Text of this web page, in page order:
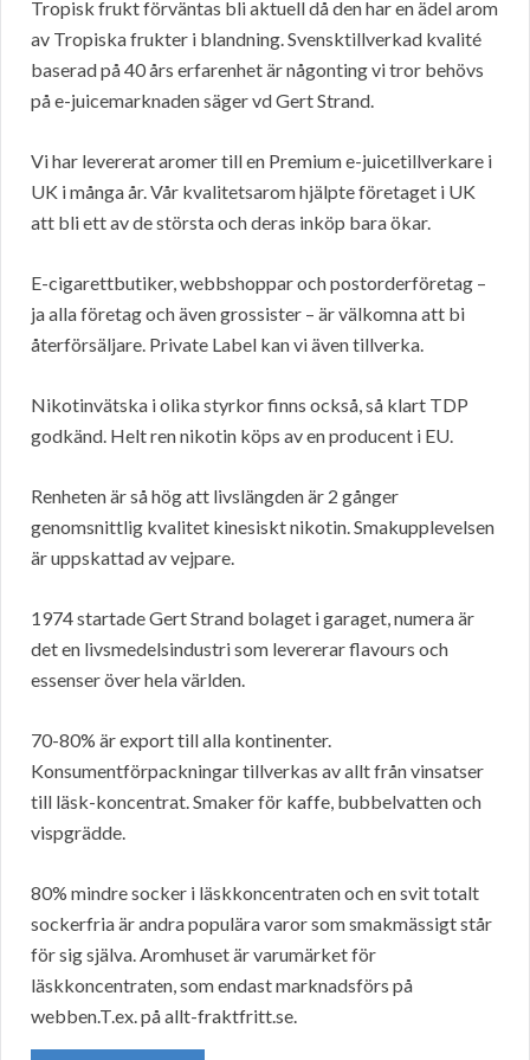
Tropisk frukt förväntas bli aktuell då den har en ädel arom
av Tropiska frukter i blandning. Svensktillverkad kvalité
baserad på 40 års erfarenhet är någonting vi tror behövs
på e-juicemarknaden säger vd Gert Strand.
Vi har levererat aromer till en Premium e-juicetillverkare i
UK i många år. Vår kvalitetsarom hjälpte företaget i UK
att bli ett av de största och deras inköp bara ökar.
E-cigarettbutiker, webbshoppar och postorderföretag –
ja alla företag och även grossister – är välkomna att bi
återförsäljare. Private Label kan vi även tillverka.
Nikotinvätska i olika styrkor finns också, så klart TDP
godkänd. Helt ren nikotin köps av en producent i EU.
Renheten är så hög att livslängden är 2 gånger
genomsnittlig kvalitet kinesiskt nikotin. Smakupplevelsen
är uppskattad av vejpare.
1974 startade Gert Strand bolaget i garaget, numera är
det en livsmedelsindustri som levererar flavours och
essenser över hela världen.
70-80% är export till alla kontinenter.
Konsumentförpackningar tillverkas av allt från vinsatser
till läsk-koncentrat. Smaker för kaffe, bubbelvatten och
vispgrädde.
80% mindre socker i läskkoncentraten och en svit totalt
sockerfria är andra populära varor som smakmässigt står
för sig själva. Aromhuset är varumärket för
läskkoncentraten, som endast marknadsförs på
webben.T.ex. på allt-fraktfritt.se.